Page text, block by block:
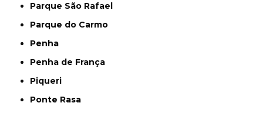
Parque São Rafael
Parque do Carmo
Penha
Penha de França
Piqueri
Ponte Rasa